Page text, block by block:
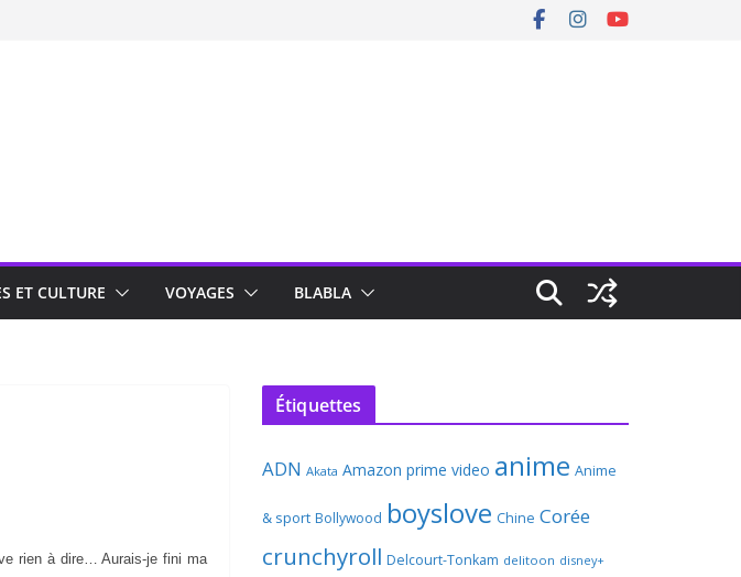
ET CULTURE VOYAGES BLABLA
rien à dire… Aurais-je fini ma
Étiquettes
ADN Akata Amazon prime video anime Anime
& sport Bollywood boyslove Chine Corée
crunchyroll Delcourt-Tonkam delitoon disney+